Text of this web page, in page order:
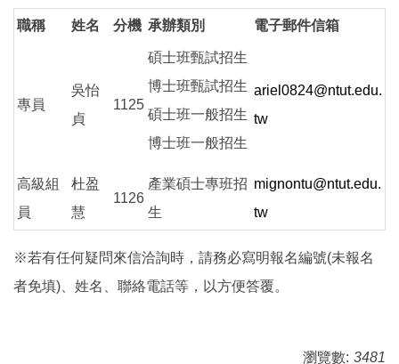
職稱 姓名 分機 承辦類別 電子郵件信箱
專員
吳怡
貞
1125
碩士班甄試招生
博士班甄試招生
碩士班一般招生
博士班一般招生
ariel0824@ntut.edu.
tw
高級組
員
杜盈
慧
1126
產業碩士專班招
生
mignontu@ntut.edu.
tw
※若有任何疑問來信洽詢時，請務必寫明報名編號(未報名
者免填)、姓名、聯絡電話等，以方便答覆。
瀏覽數: 3481